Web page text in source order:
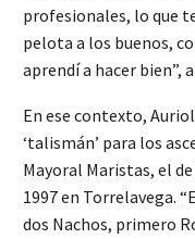
profesionales, lo que
pelota a los buenos,
aprendí a hacer bien”,
En ese contexto,
‘talismán’ para los
Mayoral Maristas, el
1997 en Torrelavega.
dos Nachos, primero